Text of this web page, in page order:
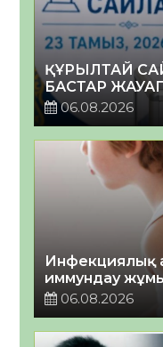
ҚҰРЫЛТАЙ
БАСТАР
06.08.2026
Инфекциялық
иммундау
06.08.2026